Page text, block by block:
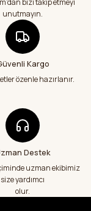
bizi takip etmeyi
unutmayın.
Kargo
özenle hazırlanır.
Destek
uzman ekibimiz
size yardımcı
olur.